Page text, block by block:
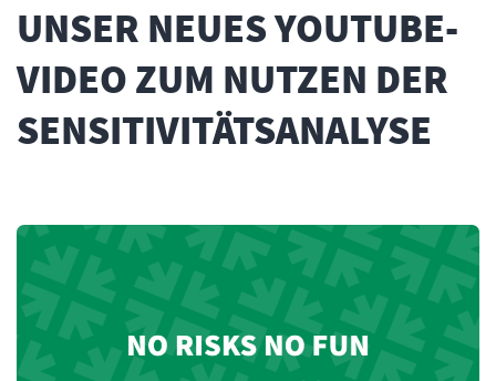
UNSER NEUES YOUTUBE-
VIDEO ZUM NUTZEN DER
SENSITIVITÄTSANALYSE